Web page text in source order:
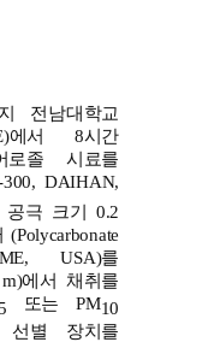
전남대학교
에서 8시간
졸 시료를
DAIHAN,
극 크기 0.2
USA)를
에서 채취를
또는 PM10
선별 장치를